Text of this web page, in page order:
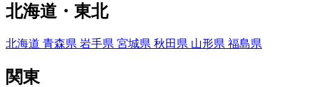
北海道・東北
北海道 青森県 岩手県 宮城県 秋田県 山形県 福島県
関東